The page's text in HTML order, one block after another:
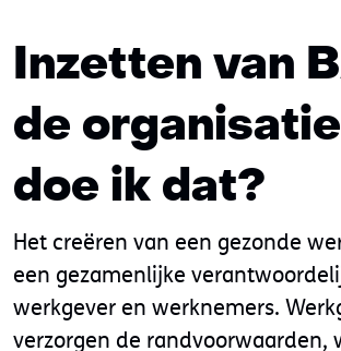
Inzetten van
de
doe ik dat?
Het creëren van een gezonde
een gezamenlijke
werkgever en werknemers.
verzorgen de randvoorwaarden,